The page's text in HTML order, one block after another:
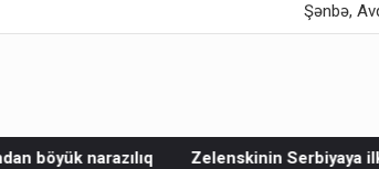
Şənbə,
Zelenskinin Serbiyaya ilk səfəri: Vuçiçlə kritik